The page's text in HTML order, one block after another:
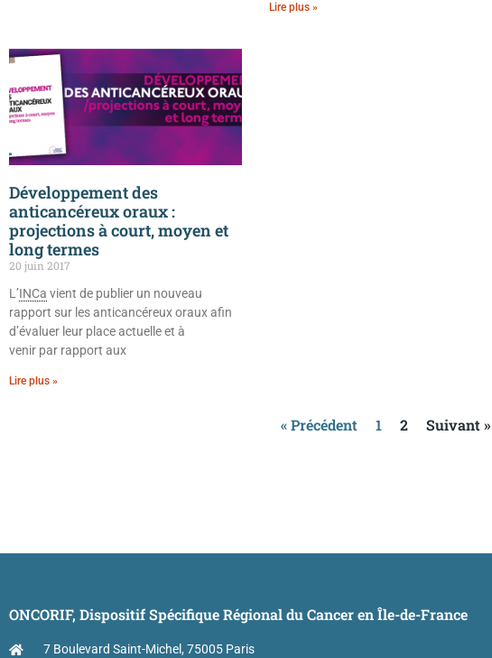
Lire plus »
Développement des
anticancéreux oraux :
projections à court, moyen et
long termes
20 juin 2017
L’INCa vient de publier un nouveau
rapport sur les anticancéreux oraux afin
d’évaluer leur place actuelle et à
venir par rapport aux
Lire plus »
« Précédent 1 2 Suivant »
ONCORIF, Dispositif Spécifique Régional du Cancer en Île-de-France
7 Boulevard Saint-Michel, 75005 Paris